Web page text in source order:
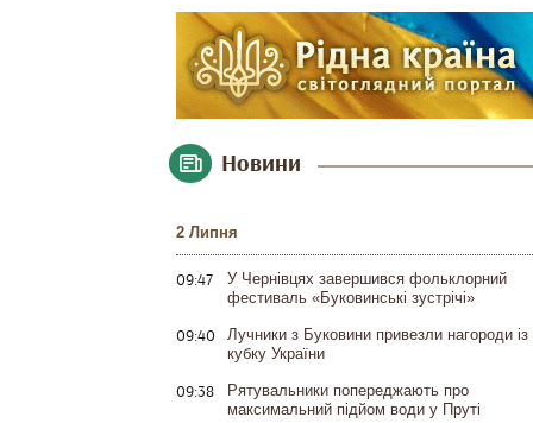
Новини
2 Липня
09:47
У Чернівцях завершився фольклорний
фестиваль «Буковинські зустрічі»
09:40
Лучники з Буковини привезли нагороди із
кубку України
09:38
Рятувальники попереджають про
максимальний підйом води у Пруті